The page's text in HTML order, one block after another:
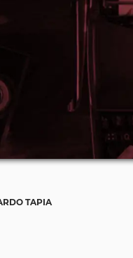
TAPIA